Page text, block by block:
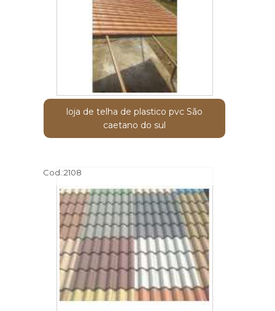
loja de telha de plastico pvc São
caetano do sul
Cod.:2108